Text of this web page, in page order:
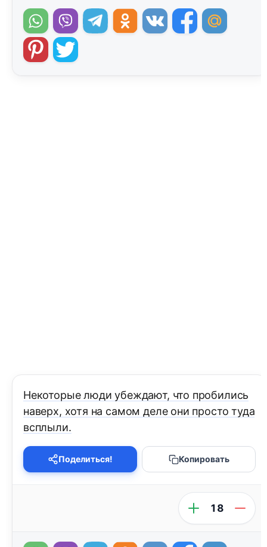
Некоторые люди убеждают, что пробились
наверх, хотя на самом деле они просто туда
всплыли.
Поделиться! Копировать
18